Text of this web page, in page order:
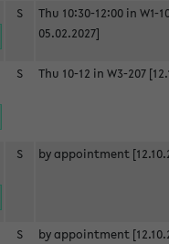
S
Thu 10:30-12:00 in W1-
05.02.2027]
S Thu 10-12 in W3-207
S by appointment
S by appointment